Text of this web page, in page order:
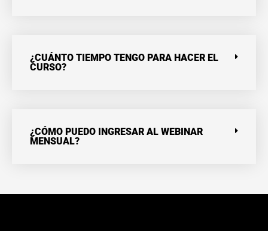
¿CUÁNTO TIEMPO TENGO PARA HACER EL
CURSO?
¿CÓMO PUEDO INGRESAR AL WEBINAR
MENSUAL?